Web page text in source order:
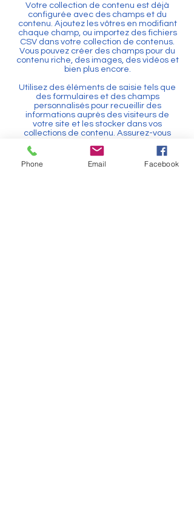
Votre collection de contenu est déjà
configurée avec des champs et du
contenu. Ajoutez les vôtres en modifiant
chaque champ, ou importez des fichiers
CSV dans votre collection de contenus.
Vous pouvez créer des champs pour du
contenu riche, des images, des vidéos et
bien plus encore.
Utilisez des éléments de saisie tels que
des formulaires et des champs
personnalisés pour recueillir des
informations auprès des visiteurs de
votre site et les stocker dans vos
collections de contenu. Assurez-vous
aux données, et veillez à prévisualiser
votre site pour vérifier que tout est
correctement connecté.
Phone Email Facebook